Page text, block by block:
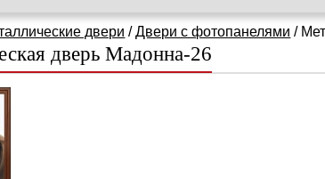
двери /Двери с фотопанелями /
дверь Мадонна-26